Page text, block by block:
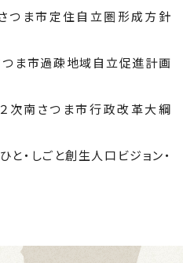
さつま市定住自立圏形成方針
つま市過疎地域自立促進計画
２次南さつま市行政改革大綱
と・しごと創生人口ビジョン・